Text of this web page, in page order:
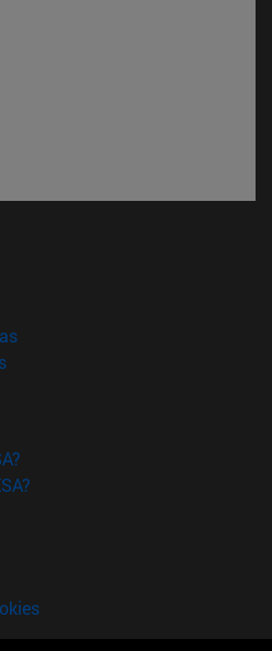
ventana)
(abre en nueva ventana)
(abre en nueva ventana)